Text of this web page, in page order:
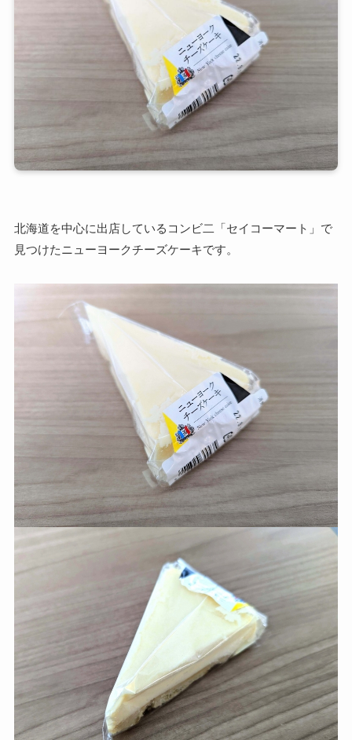
北海道を中心に出店しているコンビ二「セイコーマート」で
見つけたニューヨークチーズケーキです。